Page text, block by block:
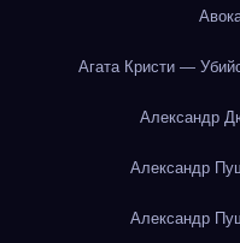
Агата Кристи —
Александр
Александр
Александр